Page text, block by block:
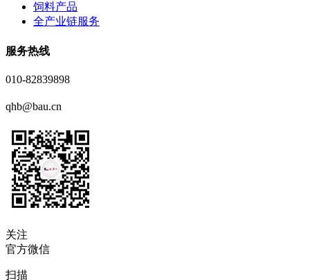
饲料产品
全产业链服务
服务热线
010-82839898
qhb@bau.cn
关注
官方微信
扫描